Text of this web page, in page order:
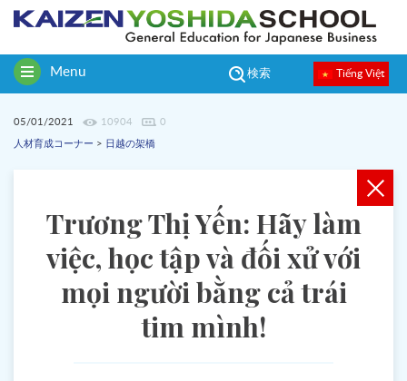
Toggle
navigation
Menu Tiếng Việt
検索
05/01/2021 10904 0
人材育成コーナー > 日越の架橋
Trương Thị Yến: Hãy làm
việc, học tập và đối xử với
mọi người bằng cả trái
tim mình!